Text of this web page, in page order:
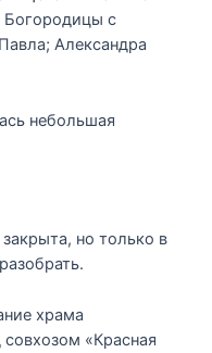
Богородицы с
Александра
небольшая
но только в
храма
«Красная